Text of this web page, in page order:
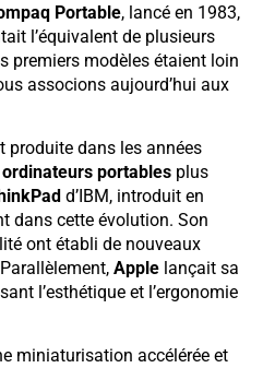
Portable, lancé en 1983,
l’équivalent de plusieurs
premiers modèles étaient loin
associons aujourd’hui aux
produite dans les années
ordinateurs portables plus
d’IBM, introduit en
dans cette évolution. Son
ont établi de nouveaux
Apple lançait sa
l’esthétique et l’ergonomie
miniaturisation accélérée et